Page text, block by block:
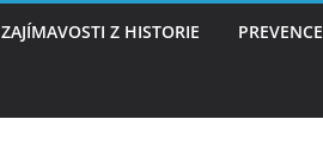
ZAJÍMAVOSTI Z HISTORIE PREVENCE